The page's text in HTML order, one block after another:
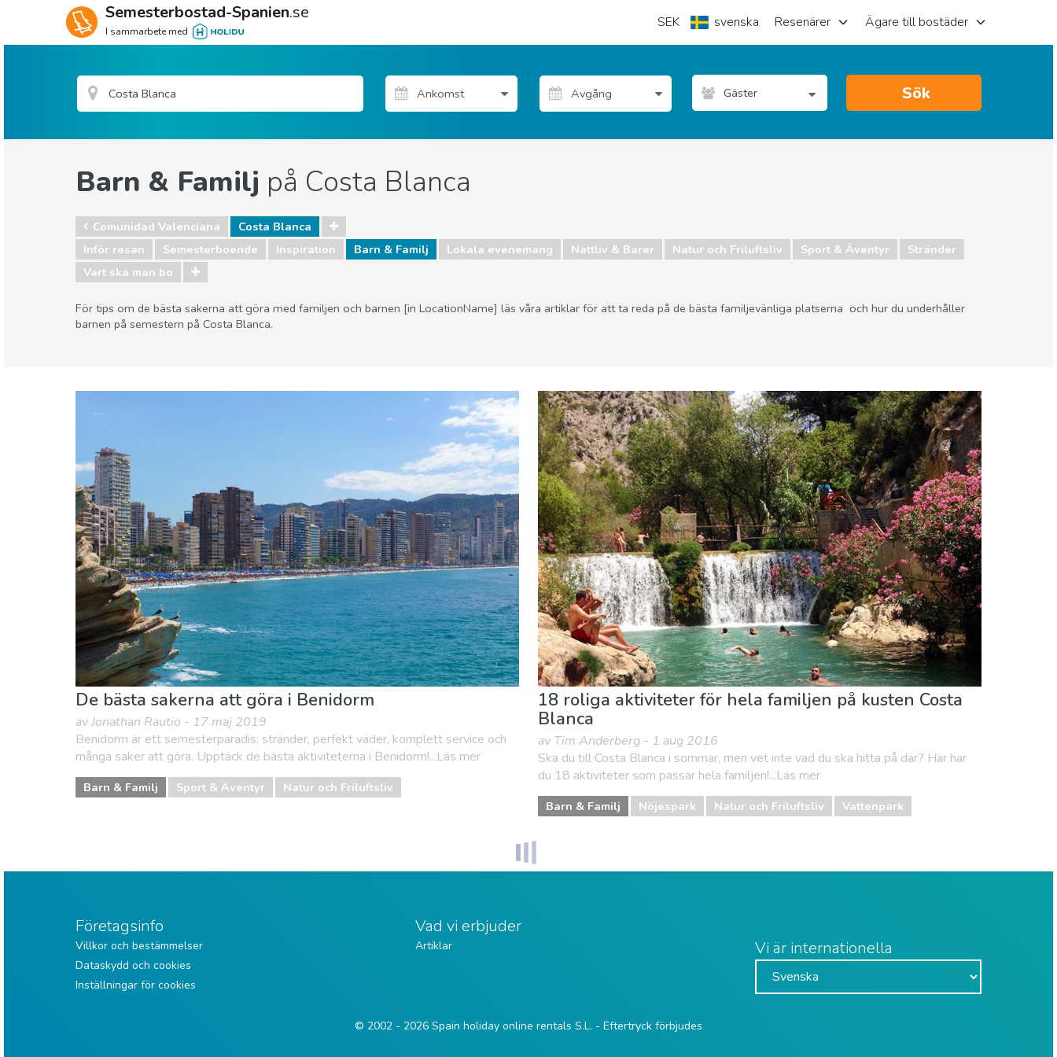
Semesterbostad-Spanien.se
I sammarbete med
SEK svenska Resenärer Ägare till bostäder
Gäster Sök
Barn & Familj på Costa Blanca
Comunidad Valenciana
Costa Blanca
Inför resan
Semesterboende Inspiration Barn & Familj Lokala evenemang Nattliv & Barer Natur och Friluftsliv Sport & Äventyr
Stränder
Vart ska man bo
För tips om de bästa sakerna att göra med familjen och barnen [in LocationName] läs våra artiklar för att ta reda på de bästa familjevänliga platserna och hur du underhåller
barnen på semestern på Costa Blanca.
Natur och Friluftsliv Sport & Äventyr Stränder Vart ska man bo
De bästa sakerna att göra i Benidorm
av Jonathan Rautio - 17 maj 2019
Benidorm är ett semesterparadis: stränder, perfekt väder, komplett service och
många saker att göra. Upptäck de bästa aktiviteterna i Benidorm!...Läs mer
Barn & Familj Sport & Äventyr Natur och Friluftsliv
18 roliga aktiviteter för hela familjen på kusten Costa
Blanca
av Tim Anderberg - 1 aug 2016
Ska du till Costa Blanca i sommar, men vet inte vad du ska hitta på där? Här har
du 18 aktiviteter som passar hela familjen!...Läs mer
Barn & Familj Nöjespark Natur och Friluftsliv Vattenpark
Företagsinfo
Villkor och bestämmelser
Dataskydd och cookies
Inställningar för cookies
Vad vi erbjuder
Artiklar Vi är internationella
© 2002 - 2026 Spain holiday online rentals S.L. - Eftertryck förbjudes